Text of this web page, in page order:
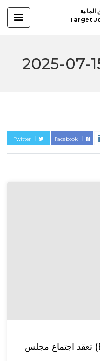
Target
Twitter Facebook
بيت جالا لصناعة الأدوية (BJP) تعقد اجتماع مجلس